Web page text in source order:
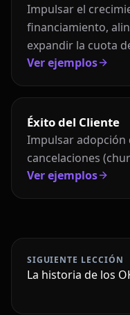
Impulsar el
financiamiento,
expandir la cuota
Ver ejemplos
Éxito del Cliente
Impulsar
cancelaciones
Ver ejemplos
SIGUIENTE LECCIÓN
La historia de los